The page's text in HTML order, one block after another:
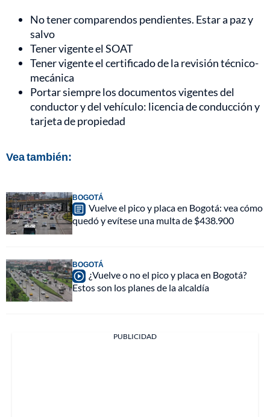
No tener comparendos pendientes. Estar a paz y
salvo
Tener vigente el SOAT
Tener vigente el certificado de la revisión técnico-
mecánica
Portar siempre los documentos vigentes del
conductor y del vehículo: licencia de conducción y
tarjeta de propiedad
Vea también:
BOGOTÁ
Vuelve el pico y placa en Bogotá: vea cómo
quedó y evítese una multa de $438.900
BOGOTÁ
¿Vuelve o no el pico y placa en Bogotá?
Estos son los planes de la alcaldía
PUBLICIDAD